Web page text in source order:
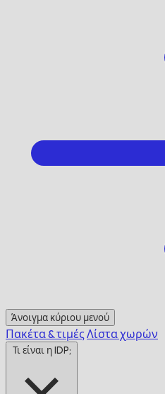
Άνοιγμα κύριου μενού
Πακέτα & τιμέςΛίστα χωρών
Τι είναι η IDP;